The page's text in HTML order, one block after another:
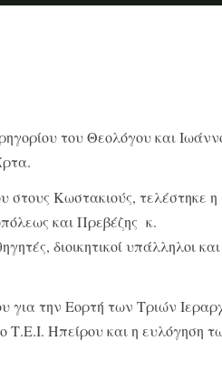
του Θεολόγου και
στους Κωστακιούς, τελέστηκε η
και Πρεβέζης κ.
διοικητικοί υπάλληλοι και
για την Εορτή των Τριών
Τ.Ε.Ι. Ηπείρου και η ευλόγηση